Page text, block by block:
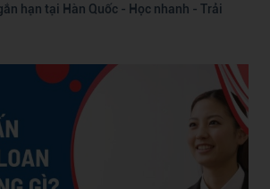
hạn tại Hàn Quốc - Học nhanh - Trải